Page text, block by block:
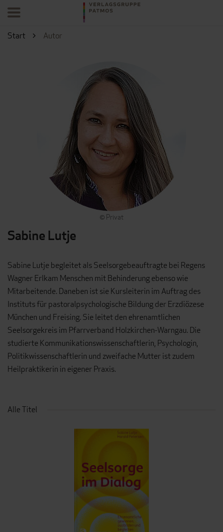
Start Autor
© Privat
Sabine Lutje
Sabine Lutje begleitet als Seelsorgebeauftragte bei Regens
Wagner Erlkam Menschen mit Behinderung ebenso wie
Mitarbeitende. Daneben ist sie Kursleiterin im Auftrag des
Instituts für pastoralpsychologische Bildung der Erzdiözese
München und Freising. Sie leitet den ehrenamtlichen
Seelsorgekreis im Pfarrverband Holzkirchen-Warngau. Die
studierte Kommunikationswissenschaftlerin, Psychologin,
Politikwissenschaftlerin und zweifache Mutter ist zudem
Heilpraktikerin in eigener Praxis.
Alle Titel